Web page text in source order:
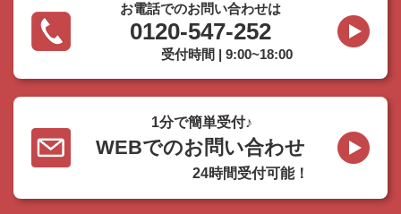
お電話でのお問い合わせは
0120-547-252
受付時間 | 9:00~18:00
1分で簡単受付♪
WEBでのお問い合わせ
24時間受付可能！